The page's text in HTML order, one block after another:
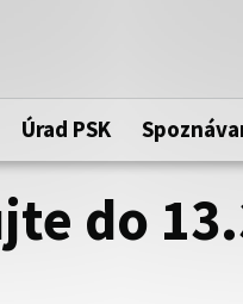
kraja.
Táto
https://
Úrad PSK
do